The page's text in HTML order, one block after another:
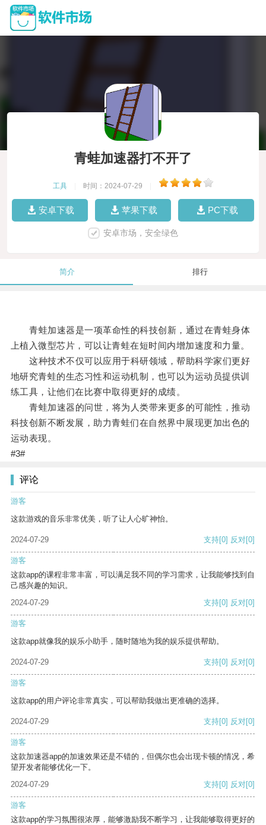
青蛙加速器打不开了
工具 时间：2024-07-29
安卓下载 苹果下载 PC下载
安卓市场，安全绿色
简介 排行
青蛙加速器是一项革命性的科技创新，通过在青蛙身体
上植入微型芯片，可以让青蛙在短时间内增加速度和力量。
这种技术不仅可以应用于科研领域，帮助科学家们更好
地研究青蛙的生态习性和运动机制，也可以为运动员提供训
练工具，让他们在比赛中取得更好的成绩。
青蛙加速器的问世，将为人类带来更多的可能性，推动
科技创新不断发展，助力青蛙们在自然界中展现更加出色的
运动表现。
#3#
评论
游客
这款游戏的音乐非常优美，听了让人心旷神怡。
2024-07-29 支持[0] 反对[0]
游客
这款app的课程非常丰富，可以满足我不同的学习需求，让我能够找到自
己感兴趣的知识。
2024-07-29
支持[0] 反对[0]
游客
这款app就像我的娱乐小助手，随时随地为我的娱乐提供帮助。
2024-07-29 支持[0] 反对[0]
游客
这款app的用户评论非常真实，可以帮助我做出更准确的选择。
2024-07-29 支持[0] 反对[0]
游客
这款加速器app的加速效果还是不错的，但偶尔也会出现卡顿的情况，希
望开发者能够优化一下。
2024-07-29
支持[0] 反对[0]
游客
这款app的学习氛围很浓厚，能够激励我不断学习，让我能够取得更好的